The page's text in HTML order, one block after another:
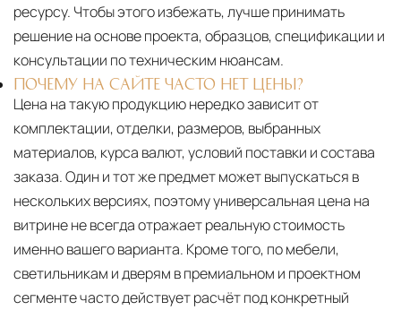
ресурсу. Чтобы этого избежать, лучше принимать
решение на основе проекта, образцов, спецификации и
консультации по техническим нюансам.
ПОЧЕМУ НА САЙТЕ ЧАСТО НЕТ ЦЕНЫ?
Цена на такую продукцию нередко зависит от
комплектации, отделки, размеров, выбранных
материалов, курса валют, условий поставки и состава
заказа. Один и тот же предмет может выпускаться в
нескольких версиях, поэтому универсальная цена на
витрине не всегда отражает реальную стоимость
именно вашего варианта. Кроме того, по мебели,
светильникам и дверям в премиальном и проектном
сегменте часто действует расчёт под конкретный